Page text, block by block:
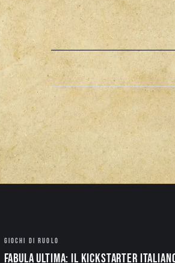
GIOCHI DI RUOLO
Fabula Ultima: il Kickstarter